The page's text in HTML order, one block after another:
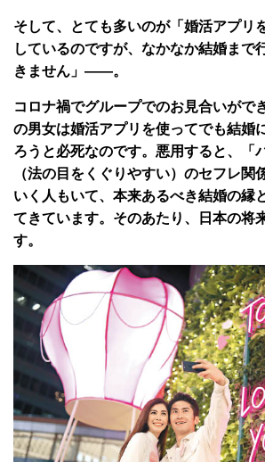
そして、とても多いのが「婚活アプリ
しているのですが、なかなか結婚まで
きません」――。
コロナ禍でグループでのお見合いがで
の男女は婚活アプリを使ってでも結婚
ろうと必死なのです。悪用すると、「
（法の目をくぐりやすい）のセフレ関
いく人もいて、本来あるべき結婚の縁
てきています。そのあたり、日本の将
す。